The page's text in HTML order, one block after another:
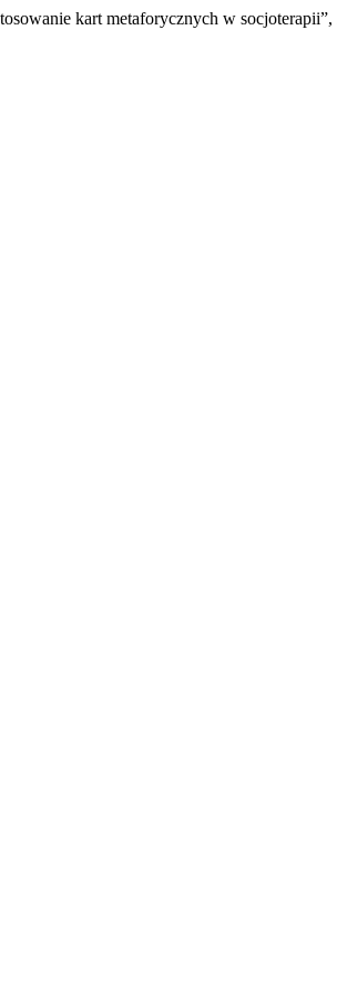
kart metaforycznych w socjoterapii”,